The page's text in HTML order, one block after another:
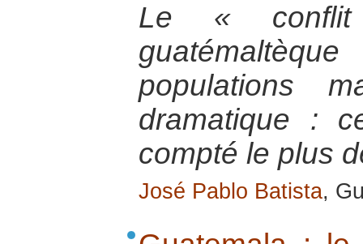
Le «
populations
dramatique :
compté le plus
José Pablo Batista,